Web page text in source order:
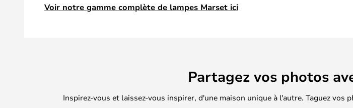
Voir notre gamme complète de lampes Marset ici
Partagez vos photos
Inspirez-vous et laissez-vous inspirer, d'une maison unique à l'autre. Taguez